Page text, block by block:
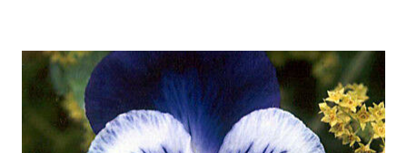
strettamente uniti. È noto che la musica favorisce la
maturazione della capacità di pensare e la soggettivazione:
cioè il diventare persone con una propria identità. Lo
psicoanalista Didier Anzieu ha evidenziato il ruolo fondante